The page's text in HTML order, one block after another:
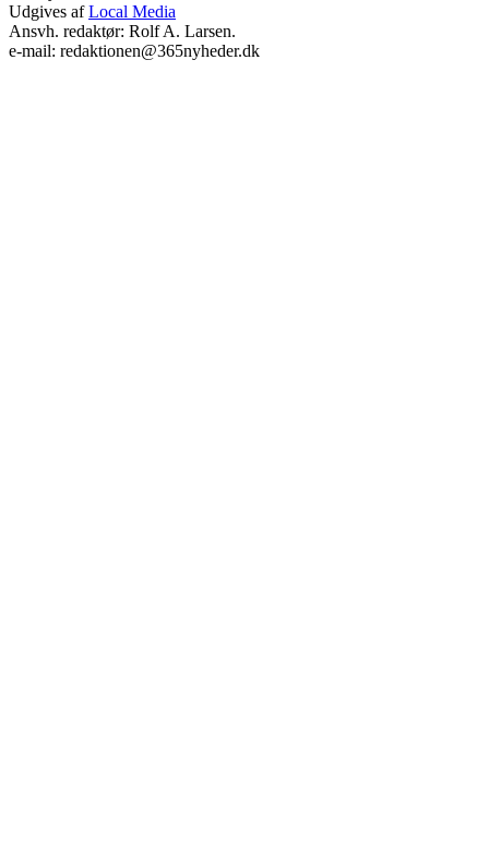
Udgives afLocal Media
Ansvh. redaktør: Rolf A. Larsen.
e-mail: redaktionen@365nyheder.dk